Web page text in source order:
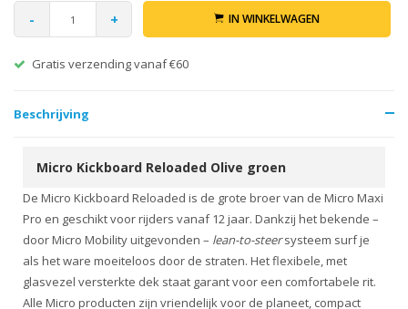
- + IN WINKELWAGEN
Gratis verzending vanaf €60
Beschrijving
Micro Kickboard Reloaded Olive groen
De Micro Kickboard Reloaded is de grote broer van de Micro Maxi
Pro en geschikt voor rijders vanaf 12 jaar. Dankzij het bekende –
door Micro Mobility uitgevonden – lean-to-steersysteem surf je
als het ware moeiteloos door de straten. Het flexibele, met
glasvezel versterkte dek staat garant voor een comfortabele rit.
Alle Micro producten zijn vriendelijk voor de planeet, compact